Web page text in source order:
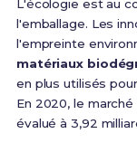
L'écologie est au
l'emballage. Les
l'empreinte
matériaux
en plus utilisés
En 2020, le
évalué à 3,92